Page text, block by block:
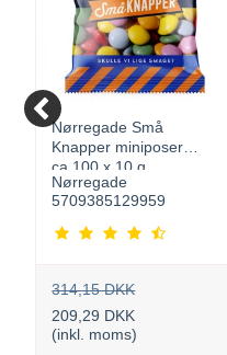
Nørregade Små
Knapper miniposer
ca.100 x 10 g
Nørregade
5709385129959
314,15 DKK
209,29 DKK
(inkl. moms)